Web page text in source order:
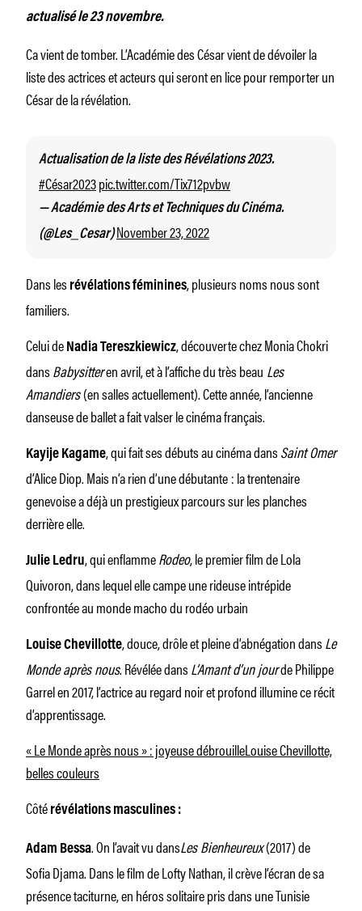
actualisé le 23 novembre.
Ca vient de tomber. L’Académie des César vient de dévoiler la
liste des actrices et acteurs qui seront en lice pour remporter un
César de la révélation.
Actualisation de la liste des Révélations 2023.
#César2023pic.twitter.com/Tix712pvbw
— Académie des Arts et Techniques du Cinéma.
(@Les_Cesar)November 23, 2022
Dans les révélations féminines, plusieurs noms nous sont
familiers.
Celui de Nadia Tereszkiewicz, découverte chez Monia Chokri
dansBabysitteren avril, et à l’affiche du très beau Les
Amandiers(en salles actuellement). Cette année, l’ancienne
danseuse de ballet a fait valser le cinéma français.
Kayije Kagame, qui fait ses débuts au cinéma dansSaint Omer
d’Alice Diop. Mais n’a rien d’une débutante : la trentenaire
genevoise a déjà un prestigieux parcours sur les planches
derrière elle.
Julie Ledru, qui enflammeRodeo, le premier film de Lola
Quivoron, dans lequel elle campe une rideuse intrépide
confrontée au monde macho du rodéo urbain
Louise Chevillotte, douce, drôle et pleine d’abnégation dansLe
Monde après nous. Révélée dansL’Amant d’un jourde Philippe
Garrel en 2017, l’actrice au regard noir et profond illumine ce récit
d’apprentissage.
« Le Monde après nous » : joyeuse débrouilleLouise Chevillotte,
belles couleurs
Côté révélations masculines :
Adam Bessa. On l’avait vu dansLes Bienheureux(2017) de
Sofia Djama. Dans le film de Lofty Nathan, il crève l’écran de sa
présence taciturne, en héros solitaire pris dans une Tunisie